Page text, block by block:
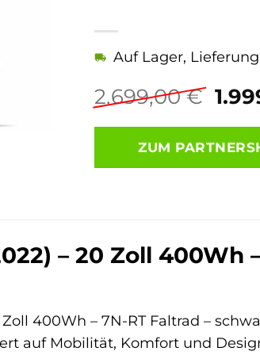
2.699,00€
war:
Auf Lager,
ZUM
– 20 Zoll 400Wh
Zoll 400Wh – 7N-RT Faltrad –
auf Mobilität, Komfort und